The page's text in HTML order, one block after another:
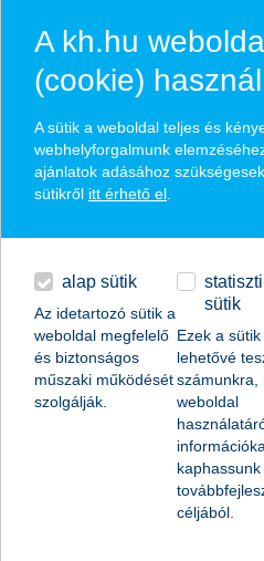
HÓDMEZŐVÁSÁRHELY
6800 Hódmezővásárhely Andrássy út
JÁNOSHALMA
6440 Jánoshalma Rákóczi út 10.
JÁSZBERÉNY
KALOCSA
6300 Kalocsa Szent István út 28.
KAPOSVÁR
7400 Kaposvár Széchenyi tér 8.
KAPUVÁR
5300 Karcag Kossuth tér 2-3.
A kh.hu
(cookie)
A sütik a weboldal teljes és
webhelyforgalmunk
ajánlatok adásához
sütikről itt érhető el.
alap sütik
Az idetartozó sütik a
weboldal megfelelő
és biztonságos
műszaki működését
szolgálják.
sütik
Ezek a sütik
lehetővé
számunkra,
weboldal
céljából.